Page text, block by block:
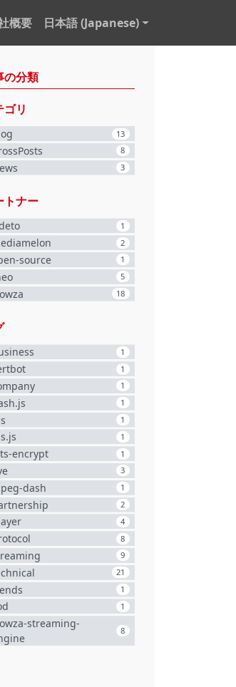
概要 日本語 (Japanese)
の分類
ゴリ
13
8
3
トナー
1
2
source 1
5
18
1
1
1
1
1
1
encrypt 1
3
dash 1
2
4
8
9
21
1
1
streaming-
8